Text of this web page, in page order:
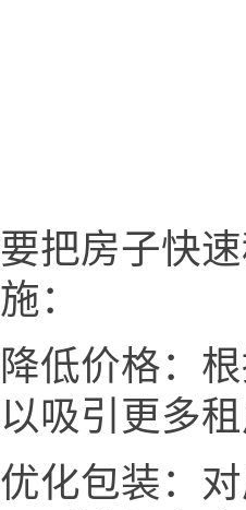
要把房子快
施：
降低价格：
以吸引更多租
优化包装：